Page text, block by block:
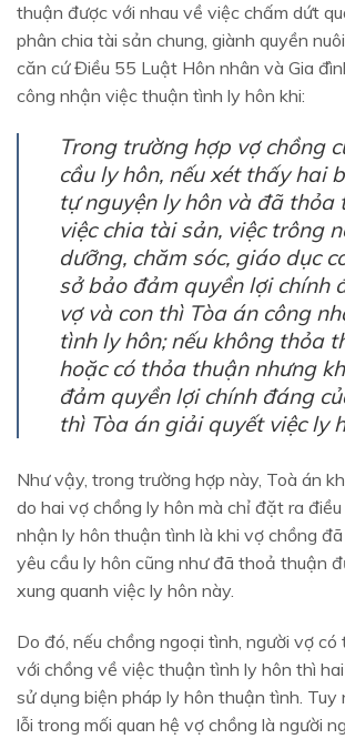
thuận được với nhau về việc chấm dứt
phân chia tài sản chung, giành quyền
căn cứ Điều 55 Luật Hôn nhân và Gia
công nhận việc thuận tình ly hôn khi:
Trong trường hợp vợ chồng
cầu ly hôn, nếu xét thấy hai
tự nguyện ly hôn và đã thỏa
việc chia tài sản, việc trông
dưỡng, chăm sóc, giáo dục
sở bảo đảm quyền lợi chính
vợ và con thì Tòa án công
tình ly hôn; nếu không thỏa
hoặc có thỏa thuận nhưng
đảm quyền lợi chính đáng
thì Tòa án giải quyết việc ly
Như vậy, trong trường hợp này, Toà án
do hai vợ chồng ly hôn mà chỉ đặt ra
nhận ly hôn thuận tình là khi vợ chồng
yêu cầu ly hôn cũng như đã thoả thuận
xung quanh việc ly hôn này.
Do đó, nếu chồng ngoại tình, người vợ
với chồng về việc thuận tình ly hôn thì
sử dụng biện pháp ly hôn thuận tình. Tuy
lỗi trong mối quan hệ vợ chồng là người